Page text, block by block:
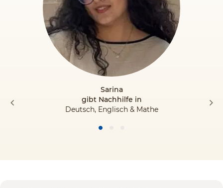
Sarina
gibt Nachhilfe in
Deutsch, Englisch & Mathe